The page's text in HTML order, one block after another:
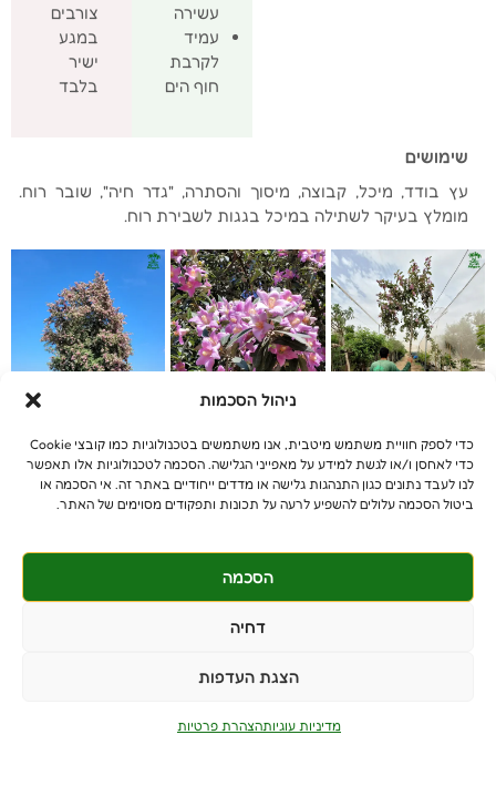
ניהול הסכמות
כדי לספק חוויית משתמש מיטבית, אנו משתמשים בטכנולוגיות כמו קובצי Cookie
כדי לאחסן ו/או לגשת למידע על מאפייני הגלישה. הסכמה לטכנולוגיות אלו תאפשר
לנו לעבד נתונים כגון התנהגות גלישה או מדדים ייחודיים באתר זה. אי הסכמה או
ביטול הסכמה עלולים להשפיע לרעה על תכונות ותפקודים מסוימים של האתר.
הסכמה
דחיה
הצגת העדפות
מדיניות עוגיותהצהרת פרטיות
עשירה
עמיד
לקרבת
חוף הים
צורבים
במגע
ישיר
בלבד
שימושים
עץ בודד, מיכל, קבוצה, מיסוך והסתרה, "גדר חיה", שובר רוח.
מומלץ בעיקר לשתילה במיכל בגגות לשבירת רוח.
© כל הזכויות שמורות
קבלנים - 052-639-4106
PushUp | Digital Marketing